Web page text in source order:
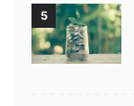
5